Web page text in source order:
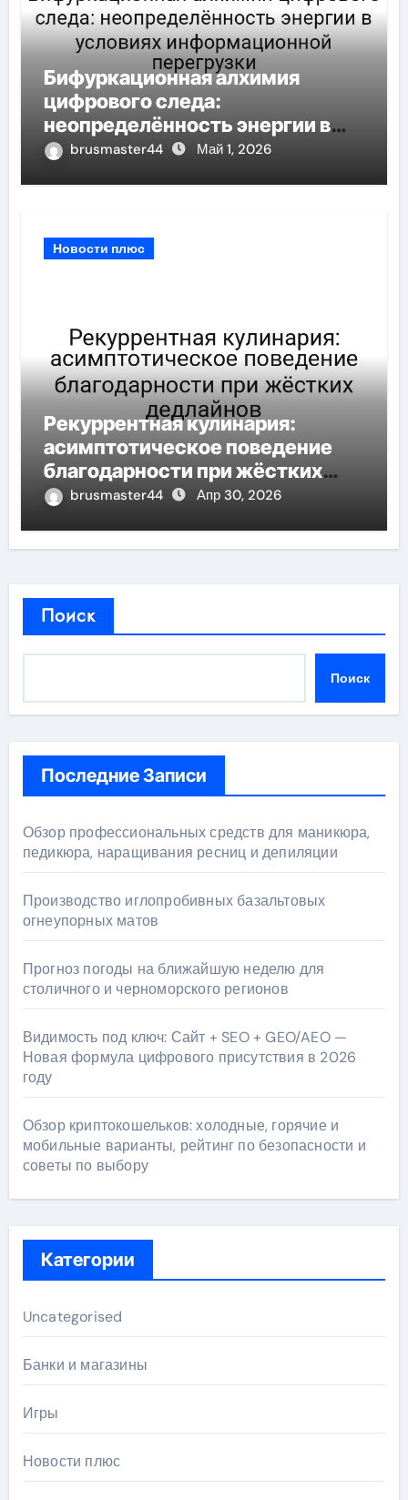
Бифуркационная алхимия
цифрового следа:
неопределённость энергии в
условиях информационной
brusmaster44 Май 1, 2026
Новости плюс
Рекуррентная кулинария:
асимптотическое поведение
благодарности при жёстких
дедлайнов
brusmaster44 Апр 30, 2026
Поиск
Поиск
Последние Записи
Обзор профессиональных средств для маникюра,
педикюра, наращивания ресниц и депиляции
Производство иглопробивных базальтовых
огнеупорных матов
Прогноз погоды на ближайшую неделю для
столичного и черноморского регионов
Видимость под ключ: Сайт + SEO + GEO/AEO —
Новая формула цифрового присутствия в 2026
году
Обзор криптокошельков: холодные, горячие и
мобильные варианты, рейтинг по безопасности и
советы по выбору
Категории
Uncategorised
Банки и магазины
Игры
Новости плюс